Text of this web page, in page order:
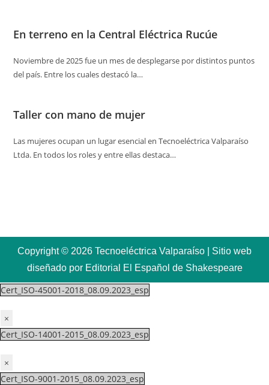
En terreno en la Central Eléctrica Rucúe
Noviembre de 2025 fue un mes de desplegarse por distintos puntos
del país. Entre los cuales destacó la…
Taller con mano de mujer
Las mujeres ocupan un lugar esencial en Tecnoeléctrica Valparaíso
Ltda. En todos los roles y entre ellas destaca…
Copyright © 2026 Tecnoeléctrica Valparaíso | Sitio web
diseñado por Editorial El Español de Shakespeare
Cert_ISO-45001-2018_08.09.2023_esp
×
Cert_ISO-14001-2015_08.09.2023_esp
×
Cert_ISO-9001-2015_08.09.2023_esp